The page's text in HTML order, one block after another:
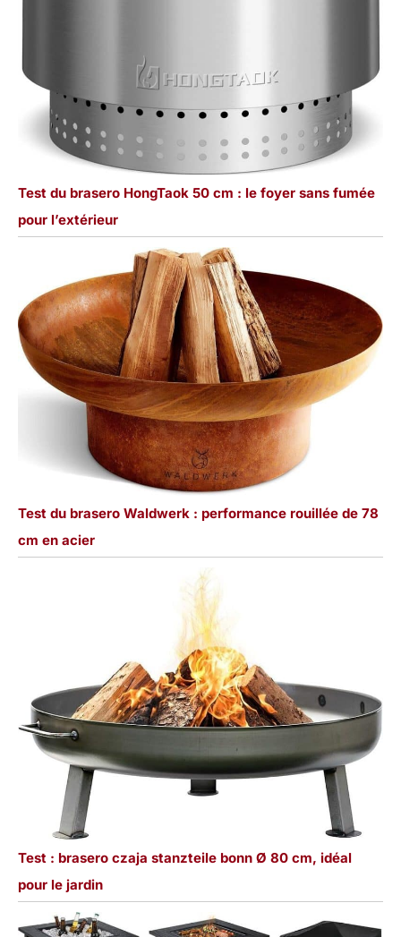
Test du brasero HongTaok 50 cm : le foyer sans fumée
pour l’extérieur
Test du brasero Waldwerk : performance rouillée de 78
cm en acier
Test : brasero czaja stanzteile bonn Ø 80 cm, idéal
pour le jardin